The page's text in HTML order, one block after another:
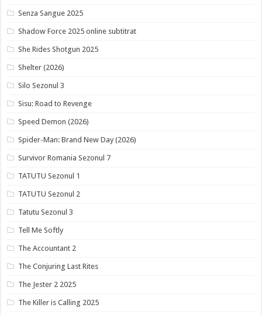
Senza Sangue 2025
Shadow Force 2025 online subtitrat
She Rides Shotgun 2025
Shelter (2026)
Silo Sezonul 3
Sisu: Road to Revenge
Speed Demon (2026)
Spider-Man: Brand New Day (2026)
Survivor Romania Sezonul 7
TATUTU Sezonul 1
TATUTU Sezonul 2
Tatutu Sezonul 3
Tell Me Softly
The Accountant 2
The Conjuring Last Rites
The Jester 2 2025
The Killer is Calling 2025